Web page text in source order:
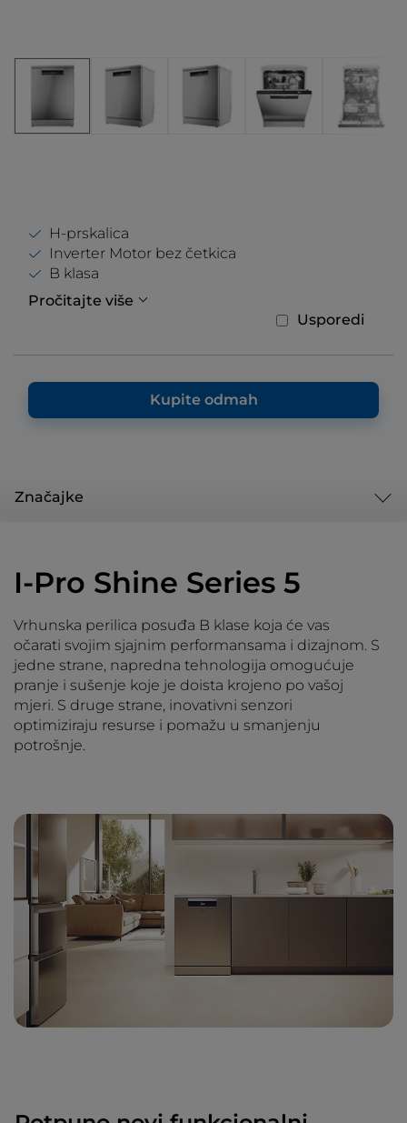
H-prskalica
Inverter Motor bez četkica
B klasa
Pročitajte više
Usporedi
Kupite odmah
Značajke
I-Pro Shine Series 5
Vrhunska perilica posuđa B klase koja će vas
očarati svojim sjajnim performansama i dizajnom. S
jedne strane, napredna tehnologija omogućuje
pranje i sušenje koje je doista krojeno po vašoj
mjeri. S druge strane, inovativni senzori
optimiziraju resurse i pomažu u smanjenju
potrošnje.